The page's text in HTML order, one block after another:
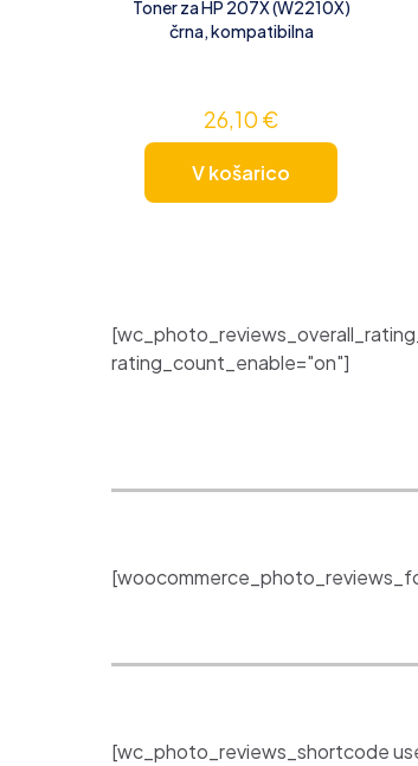
Toner za HP 207X (W2210X)
črna, kompatibilna
26,10 €
V košarico
rating_count_enable="on"]
[wc_photo_reviews_shortcode